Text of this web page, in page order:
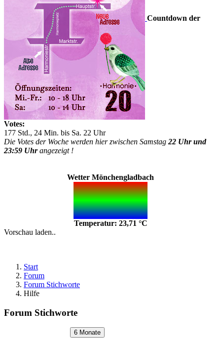
Countdown der
Votes:
177 Std., 24 Min. bis Sa. 22 Uhr
Die Votes der Woche werden hier zwischen Samstag 22 Uhr und
23:59 Uhrangezeigt !
Wetter Mönchengladbach
Temperatur: 23,71 °C
Vorschau laden..
Start
Forum
Forum Stichworte
Hilfe
Forum Stichworte
6 Monate